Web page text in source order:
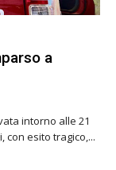
a
intorno alle 21
oggi, con esito tragico,...